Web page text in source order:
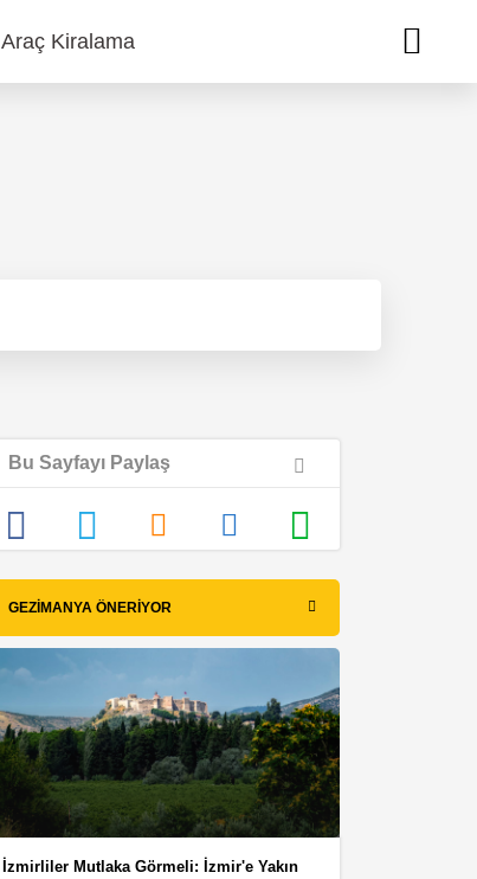
Araç Kiralama
Bu Sayfayı Paylaş
GEZIMANYA ÖNERIYOR
İzmirliler Mutlaka Görmeli: İzmir'e Yakın